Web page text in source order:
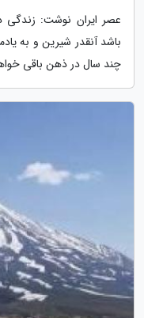
عصر ایران نوشت: زندگی
باشد آنقدر شیرین و به
چند سال در ذهن باقی